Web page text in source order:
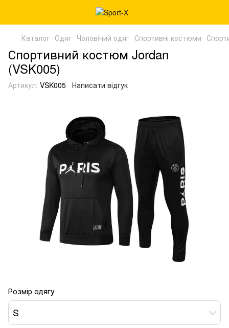
Каталог Одяг Чоловічий одяг Спортивні костюми
Спортивний костюм Jordan
(VSK005)
Артикул: VSK005 Написати відгук
Розмір одягу
S